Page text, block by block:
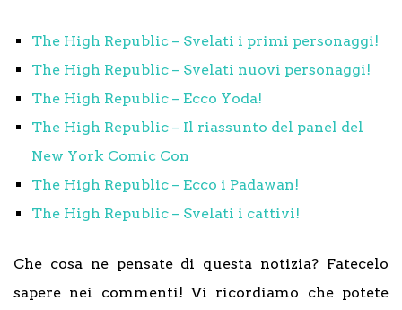
The High Republic – Svelati i primi personaggi!
The High Republic – Svelati nuovi personaggi!
The High Republic – Ecco Yoda!
The High Republic – Il riassunto del panel del
New York Comic Con
The High Republic – Ecco i Padawan!
The High Republic – Svelati i cattivi!
Che cosa ne pensate di questa notizia? Fatecelo
sapere nei commenti! Vi ricordiamo che potete